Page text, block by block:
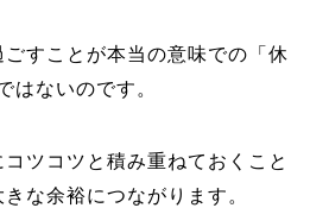
すことが本当の意味での「休
はないのです。
ツコツと積み重ねておくこと
な余裕につながります。